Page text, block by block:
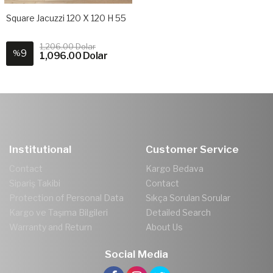
Square Jacuzzi 120 X 120 H 55
%9
1,206.00 Dolar
1,096.00 Dolar
Institutional
Contact
Sipariş Takibi
Protection of Personal Data
Kargo ve Taşıma Bilgileri
Warranty and Return
Customer Service
Kargo Bedava
Contact
Sıkça Sorulan Sorular
Detailed Search
About Us
Social Media